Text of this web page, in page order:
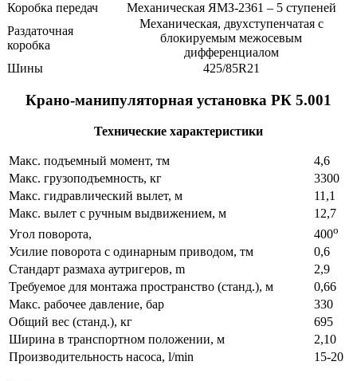
Коробка передач
Механическая ЯМЗ-2361 – 5 ступеней
Раздаточная
коробка
Механическая, двухступенчатая с
блокируемым межосевым
дифференциалом
Шины
425/85R21
Крано-манипуляторная установка РК 5.001
Технические характеристики
Макс. подъемный момент, тм
4,6
Макс. грузоподъемность, кг
3300
Макс. гидравлический вылет, м
11,1
Макс. вылет с ручным выдвижением, м
12,7
Угол поворота,
400о
Усилие поворота с одинарным приводом, тм
0,6
Стандарт размаха аутригеров, m
2,9
Требуемое для монтажа пространство (станд.), м
0,66
Макс. рабочее давление, бар
330
Общий вес (станд.), кг
695
Ширина в транспортном положении, м
2,10
Производительность насоса, l/min
15-20